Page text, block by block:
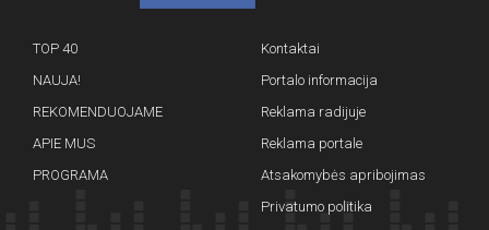
TOP 40
NAUJA!
REKOMENDUOJAME
APIE MUS
PROGRAMA
Kontaktai
Portalo informacija
Reklama radijuje
Reklama portale
Atsakomybės apribojimas
Privatumo politika